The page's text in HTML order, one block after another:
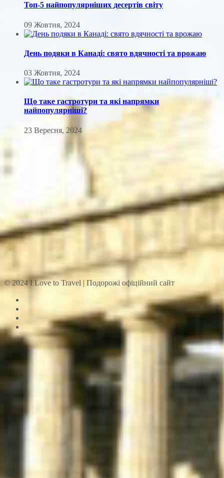
Топ-5 найпопулярніших десертів світу
09 Жовтня, 2024
День подяки в Канаді: свято вдячності та врожаю
03 Жовтня, 2024
Що таке гастротури та які напрямки
найпопулярніші?
23 Вересня, 2024
© 2024 I Love to Travel | Подорожі офіційний сайт